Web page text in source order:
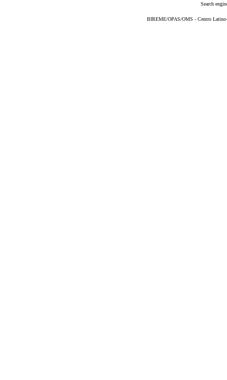
Search
BIREME/OPAS/OMS - Centro Latino-